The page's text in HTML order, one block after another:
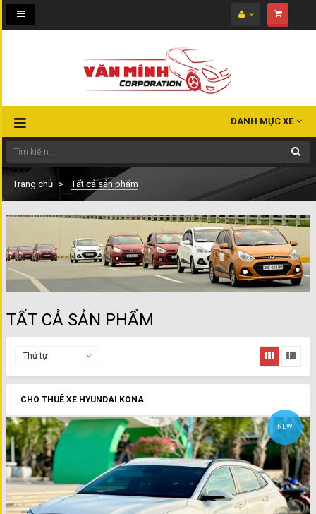
Toggle
navigation
DANH MỤC XE
Trang chủ Tất cả sản phẩm
TẤT CẢ SẢN PHẨM
Thứ tự
CHO THUÊ XE HYUNDAI KONA
NEW